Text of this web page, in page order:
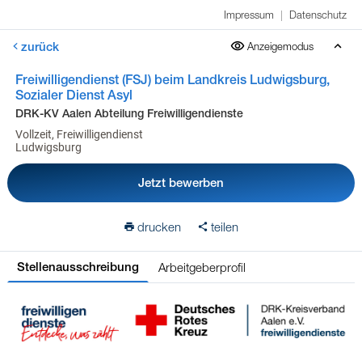
Impressum | Datenschutz
zurück Anzeigemodus
Freiwilligendienst (FSJ) beim Landkreis Ludwigsburg,
Sozialer Dienst Asyl
DRK-KV Aalen Abteilung Freiwilligendienste
Vollzeit, Freiwilligendienst
Ludwigsburg
Jetzt bewerben
drucken teilen
Stellenausschreibung Arbeitgeberprofil